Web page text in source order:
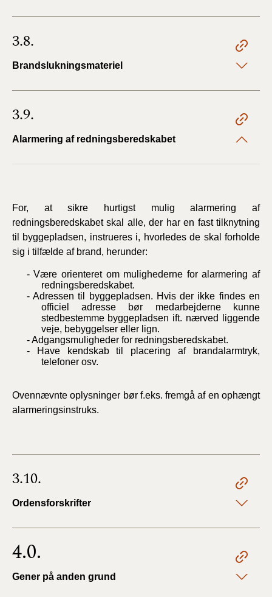
3.8.
Brandslukningsmateriel
3.9.
Alarmering af redningsberedskabet
For, at sikre hurtigst mulig alarmering af
redningsberedskabet skal alle, der har en fast tilknytning
til byggepladsen, instrueres i, hvorledes de skal forholde
sig i tilfælde af brand, herunder:
- Være orienteret om mulighederne for alarmering af
redningsberedskabet.
- Adressen til byggepladsen. Hvis der ikke findes en
officiel adresse bør medarbejderne kunne
stedbestemme byggepladsen ift. nærved liggende
veje, bebyggelser eller lign.
- Adgangsmuligheder for redningsberedskabet.
- Have kendskab til placering af brandalarmtryk,
telefoner osv.
Ovennævnte oplysninger bør f.eks. fremgå af en ophængt
alarmeringsinstruks.
3.10.
Ordensforskrifter
4.0.
Gener på anden grund